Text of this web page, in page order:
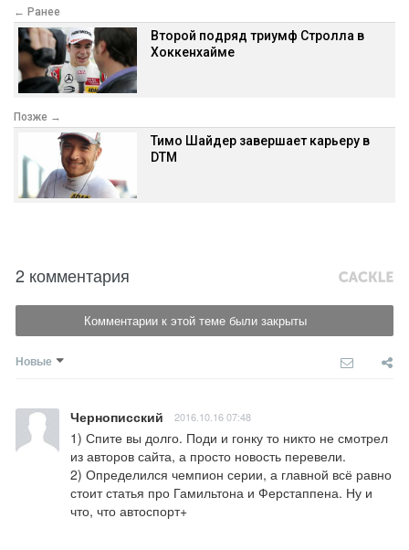
← Ранее
Второй подряд триумф Стролла в
Хоккенхайме
Позже →
Тимо Шайдер завершает карьеру в
DTM
2 комментария
Комментарии к этой теме были закрыты
Новые
Чернописский 2016.10.16 07:48
1) Спите вы долго. Поди и гонку то никто не смотрел
из авторов сайта, а просто новость перевели.
2) Определился чемпион серии, а главной всё равно
стоит статья про Гамильтона и Ферстаппена. Ну и
что, что автоспорт+